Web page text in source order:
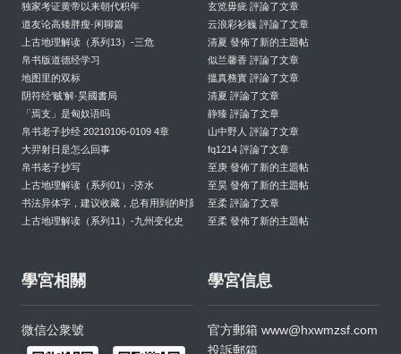
独家考证黄帝以来朝代积年
道友论高矮胖瘦·闲聊篇
上古地理解读（系列13）-三危
帛书版道德经学习
地图里的双标
阴符经‘贼’解·昊國書局
「焉支」是匈奴语吗
帛书老子抄经 20210106-0109 4章
大羿射日是怎么回事
帛书老子抄写
上古地理解读（系列01）-济水
书法异体字，建议收藏，总有用到的时刻
上古地理解读（系列11）-九州变化史
玄览毋疵 評論了文章
云浪彩衫巍 評論了文章
清夏 發佈了新的主題帖
似兰馨香 評論了文章
搵真務實 評論了文章
清夏 評論了文章
静臻 評論了文章
山中野人 評論了文章
fq1214 評論了文章
至庚 發佈了新的主題帖
至昊 發佈了新的主題帖
至柔 評論了文章
至柔 發佈了新的主題帖
學宮相關
微信公衆號
學宮信息
官方郵箱 www@hxwmzsf.com
投訴郵箱